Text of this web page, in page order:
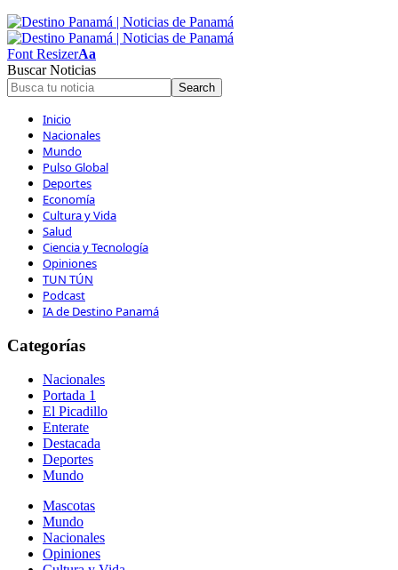
Font ResizerAa
Buscar Noticias
Inicio
Nacionales
Mundo
Pulso Global
Deportes
Economía
Cultura y Vida
Salud
Ciencia y Tecnología
Opiniones
TUN TÚN
Podcast
IA de Destino Panamá
Categorías
Nacionales
Portada 1
El Picadillo
Enterate
Destacada
Deportes
Mundo
Mascotas
Mundo
Nacionales
Opiniones